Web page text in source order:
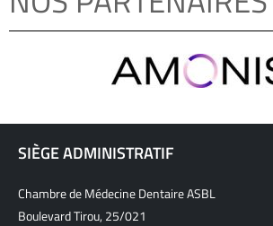
SIÈGE ADMINISTRATIF
Chambre de Médecine Dentaire ASBL
Boulevard Tirou, 25/021